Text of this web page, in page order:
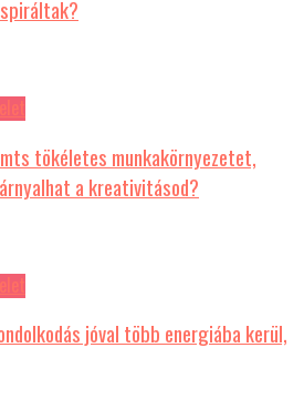
tökéletes munkakörnyezetet,
a kreativitásod?
jóval több energiába kerül,